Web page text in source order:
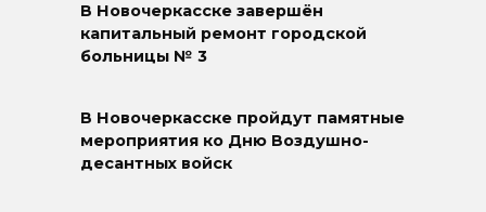
В Новочеркасске завершён
капитальный ремонт городской
больницы № 3
В Новочеркасске пройдут памятные
мероприятия ко Дню Воздушно-
десантных войск